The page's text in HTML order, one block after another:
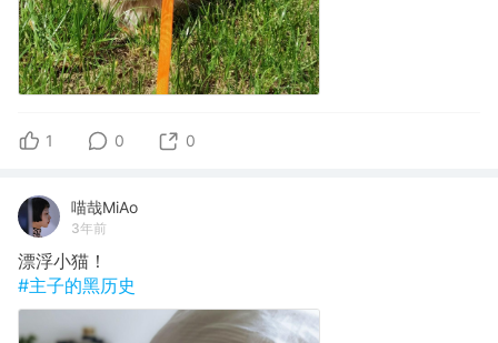
1 0 0
喵哉MiAo
3年前
漂浮小猫！
#主子的黑历史